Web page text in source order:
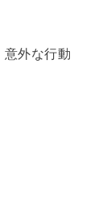
意外な行動